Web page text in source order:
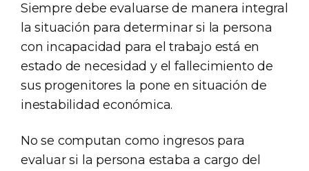
Siempre debe evaluarse de manera integral
la situación para determinar si la persona
con incapacidad para el trabajo está en
estado de necesidad y el fallecimiento de
sus progenitores la pone en situación de
inestabilidad económica.
No se computan como ingresos para
evaluar si la persona estaba a cargo del